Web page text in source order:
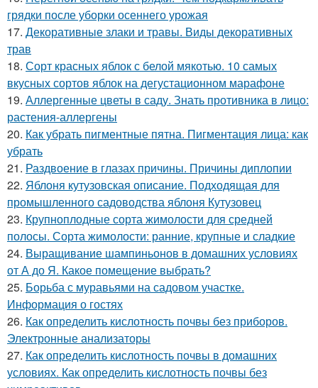
грядки после уборки осеннего урожая
17. Декоративные злаки и травы. Виды декоративных
трав
18. Сорт красных яблок с белой мякотью. 10 самых
вкусных сортов яблок на дегустационном марафоне
19. Аллергенные цветы в саду. Знать противника в лицо:
растения-аллергены
20. Как убрать пигментные пятна. Пигментация лица: как
убрать
21. Раздвоение в глазах причины. Причины диплопии
22. Яблоня кутузовская описание. Подходящая для
промышленного садоводства яблоня Кутузовец
23. Крупноплодные сорта жимолости для средней
полосы. Сорта жимолости: ранние, крупные и сладкие
24. Выращивание шампиньонов в домашних условиях
от А до Я. Какое помещение выбрать?
25. Борьба с муравьями на садовом участке.
Информация о гостях
26. Как определить кислотность почвы без приборов.
Электронные анализаторы
27. Как определить кислотность почвы в домашних
условиях. Как определить кислотность почвы без